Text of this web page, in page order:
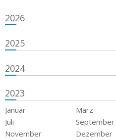
2026
2025
2024
2023
Januar März
Juli
September
November
Dezember